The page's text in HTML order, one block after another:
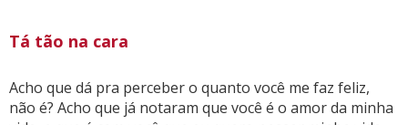
Tá tão na cara
Acho que dá pra perceber o quanto você me faz feliz,
não é? Acho que já notaram que você é o amor da minha